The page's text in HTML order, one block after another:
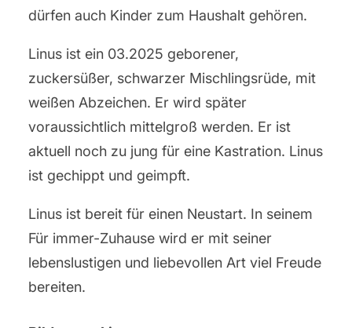
dürfen auch Kinder zum Haushalt gehören.
Linus ist ein 03.2025 geborener,
zuckersüßer, schwarzer Mischlingsrüde, mit
weißen Abzeichen. Er wird später
voraussichtlich mittelgroß werden. Er ist
aktuell noch zu jung für eine Kastration. Linus
ist gechippt und geimpft.
Linus ist bereit für einen Neustart. In seinem
Für immer-Zuhause wird er mit seiner
lebenslustigen und liebevollen Art viel Freude
bereiten.